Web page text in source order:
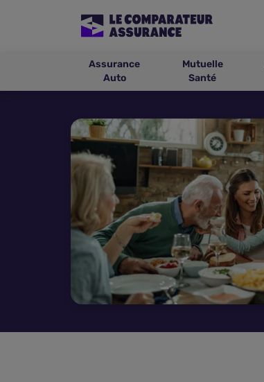
Assurance
Auto
Mutuelle
Santé